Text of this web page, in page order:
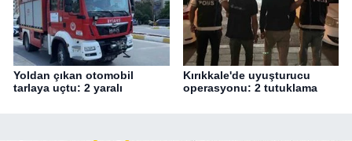
Yoldan çıkan otomobil
tarlaya uçtu: 2 yaralı
Kırıkkale'de uyuşturucu
operasyonu: 2 tutuklama